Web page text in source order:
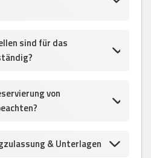
sind für das
von
& Unterlagen